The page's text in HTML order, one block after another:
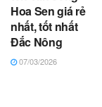
Hoa Sen giá rẻ
nhất, tốt nhất
Đắc Nông
07/03/2026